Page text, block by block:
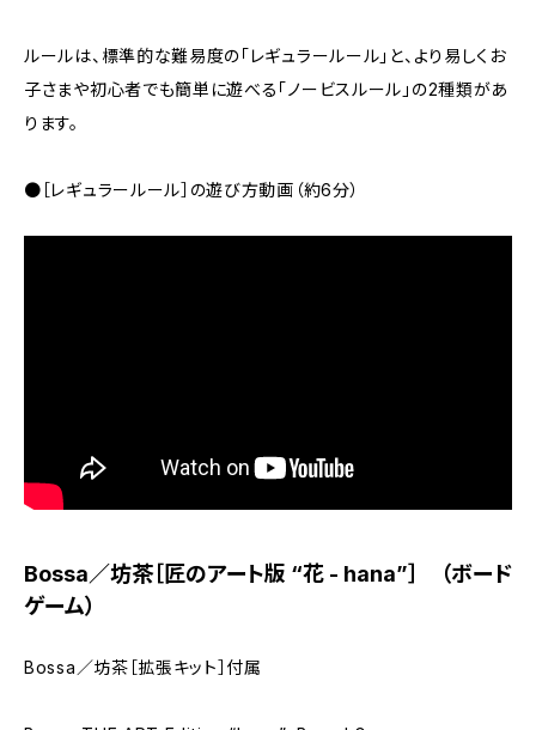
ルールは、標準的な難易度の「レギュラールール」と、より易しくお
子さまや初心者でも簡単に遊べる「ノービスルール」の2種類があ
ります。
●［レギュラールール］の遊び方動画（約6分）
Bossa／坊茶［匠のアート版 “花 - hana”］ （ボード
ゲーム）
Bossa／坊茶［拡張キット］付属